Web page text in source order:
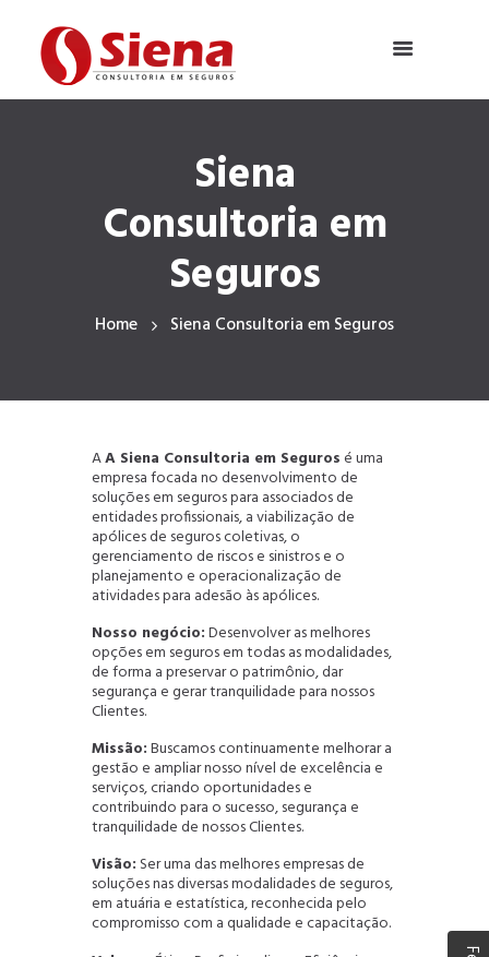
Siena
Consultoria em
Seguros
Home Siena Consultoria em Seguros
AA Siena Consultoria em Seguros é uma
empresa focada no desenvolvimento de
soluções em seguros para associados de
entidades profissionais, a viabilização de
apólices de seguros coletivas, o
gerenciamento de riscos e sinistros e o
planejamento e operacionalização de
atividades para adesão às apólices.
Nosso negócio:Desenvolver as melhores
opções em seguros em todas as modalidades,
de forma a preservar o patrimônio, dar
segurança e gerar tranquilidade para nossos
Clientes.
Missão:Buscamos continuamente melhorar a
gestão e ampliar nosso nível de excelência e
serviços, criando oportunidades e
contribuindo para o sucesso, segurança e
tranquilidade de nossos Clientes.
Visão: Ser uma das melhores empresas de
soluções nas diversas modalidades de seguros,
em atuária e estatística, reconhecida pelo
compromisso com a qualidade e capacitação.